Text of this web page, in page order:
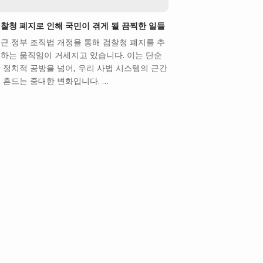
청 폐지로 인해 국민이 겪게 될 끔찍한 일들
정부 조직법 개정을 통해 검찰청 폐지를 추
는 움직임이 거세지고 있습니다. 이는 단순
정치적 공방을 넘어, 우리 사법 시스템의 근간
흔드는 중대한 변화입니다. …